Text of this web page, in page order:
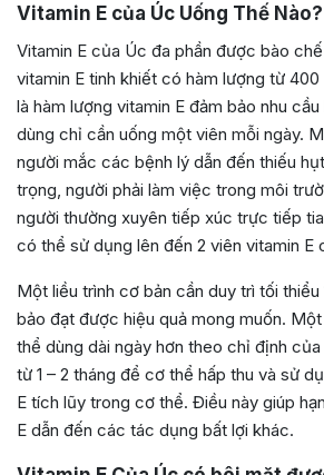
Vitamin E của Úc Uống Thế Nào?
Vitamin E của Úc đa phần được bào
vitamin E tinh khiết có hàm lượng từ
là hàm lượng vitamin E đảm bảo nhu
dùng chỉ cần uống một viên mỗi ngày.
người mắc các bệnh lý dẫn đến thiếu
trọng, người phải làm việc trong môi
người thường xuyên tiếp xúc trực tiếp
có thể sử dụng lên đến 2 viên vitamin E
Một liều trình cơ bản cần duy trì tối thiểu
bảo đạt được hiệu quả mong muốn.
thể dùng dài ngày hơn theo chỉ định
từ 1 – 2 tháng để cơ thể hấp thu và sử
E tích lũy trong cơ thể. Điều này giúp
E dẫn đến các tác dụng bất lợi khác.